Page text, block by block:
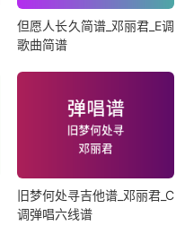
但愿人长久简谱_邓丽君_E调
歌曲简谱
旧梦何处寻吉他谱_邓丽君_C
调弹唱六线谱